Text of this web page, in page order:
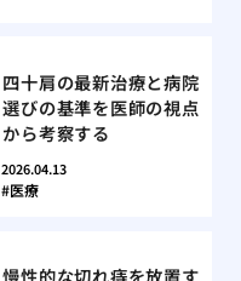
四十肩の最新治療と病院
選びの基準を医師の視点
から考察する
2026.04.13
医療
慢性的な切れ痔を放置す